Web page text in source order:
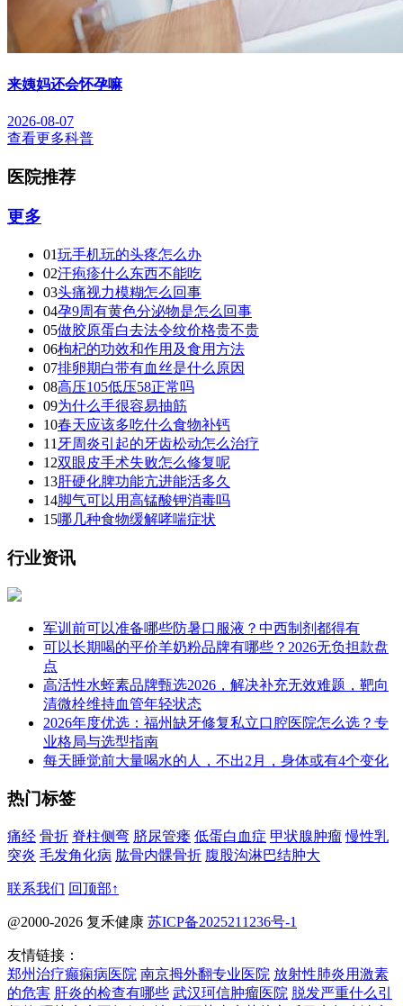
来姨妈还会怀孕嘛
2026-08-07
查看更多科普
医院推荐
更多
01玩手机玩的头疼怎么办
02汗疱疹什么东西不能吃
03头痛视力模糊怎么回事
04孕9周有黄色分泌物是怎么回事
05做胶原蛋白去法令纹价格贵不贵
06枸杞的功效和作用及食用方法
07排卵期白带有血丝是什么原因
08高压105低压58正常吗
09为什么手很容易抽筋
10春天应该多吃什么食物补钙
11 牙周炎引起的牙齿松动怎么治疗
12双眼皮手术失败怎么修复呢
13肝硬化脾功能亢进能活多久
14脚气可以用高锰酸钾消毒吗
15哪几种食物缓解哮喘症状
行业资讯
军训前可以准备哪些防暑口服液？中西制剂都得有
可以长期喝的平价羊奶粉品牌有哪些？2026无负担款盘
点
高活性水蛭素品牌甄选2026，解决补充无效难题，靶向
清微栓维持血管年轻状态
2026年度优选：福州缺牙修复私立口腔医院怎么选？专
业格局与选型指南
每天睡觉前大量喝水的人，不出2月，身体或有4个变化
热门标签
痛经 骨折 脊柱侧弯 脐尿管瘘 低蛋白血症 甲状腺肿瘤 慢性乳
突炎 毛发角化病 肱骨内髁骨折 腹股沟淋巴结肿大
联系我们 回顶部↑
@2000-2026 复禾健康 苏ICP备2025211236号-1
友情链接：
郑州治疗癫痫病医院 南京拇外翻专业医院 放射性肺炎用激素
的危害 肝炎的检查有哪些 武汉珂信肿瘤医院 脱发严重什么引